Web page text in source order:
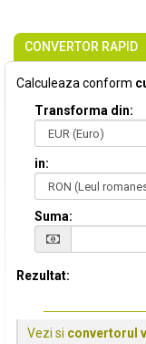
CONVERTOR RAPID
Calculeaza conform
Transforma din:
in:
Suma:
Rezultat:
Vezi si convertorul